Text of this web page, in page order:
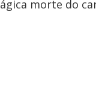
morte do